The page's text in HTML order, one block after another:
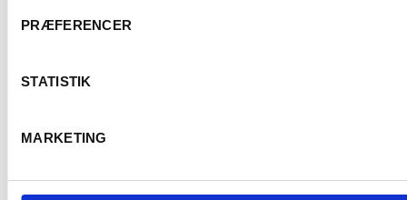
PRÆFERENCER
STATISTIK
MARKETING